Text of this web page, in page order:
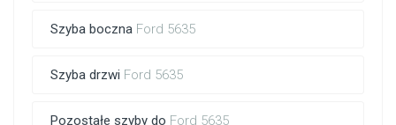
Szyba boczna Ford 5635
Szyba drzwi Ford 5635
Pozostałe szyby do Ford 5635